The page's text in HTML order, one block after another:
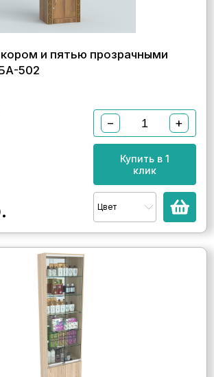
и пятью прозрачными
502
− +
Купить в 1
клик
Цвет